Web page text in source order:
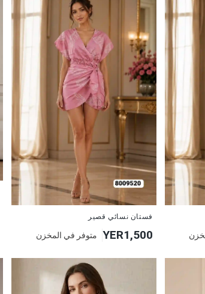
فستان نسائي قصير
YER1,500 متوفر في المخزن